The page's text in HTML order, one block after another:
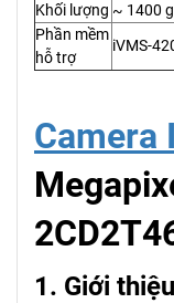
Khối lượng ~ 1400 g
Phần mềm
hỗ trợ
iVMS-
Camera
1. Giới